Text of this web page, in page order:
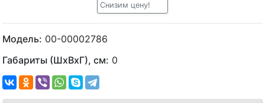
Снизим цену!
Модель: 00-00002786
Габариты (ШхВхГ), см: 0